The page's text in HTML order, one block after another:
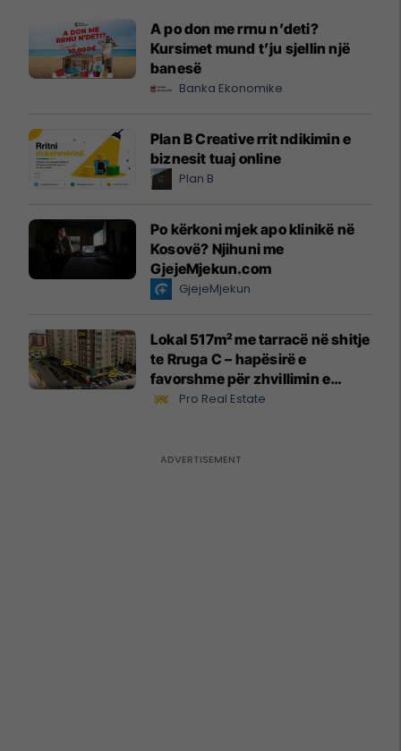
A po don me rrnu n’deti?
Kursimet mund t’ju sjellin një
banesë
Banka Ekonomike
Plan B Creative rrit ndikimin e
biznesit tuaj online
Plan B
Po kërkoni mjek apo klinikë në
Kosovë? Njihuni me
GjejeMjekun.com
GjejeMjekun
Lokal 517m² me tarracë në shitje
te Rruga C – hapësirë e
favorshme për zhvillimin e
biznesit #15796
Pro Real Estate